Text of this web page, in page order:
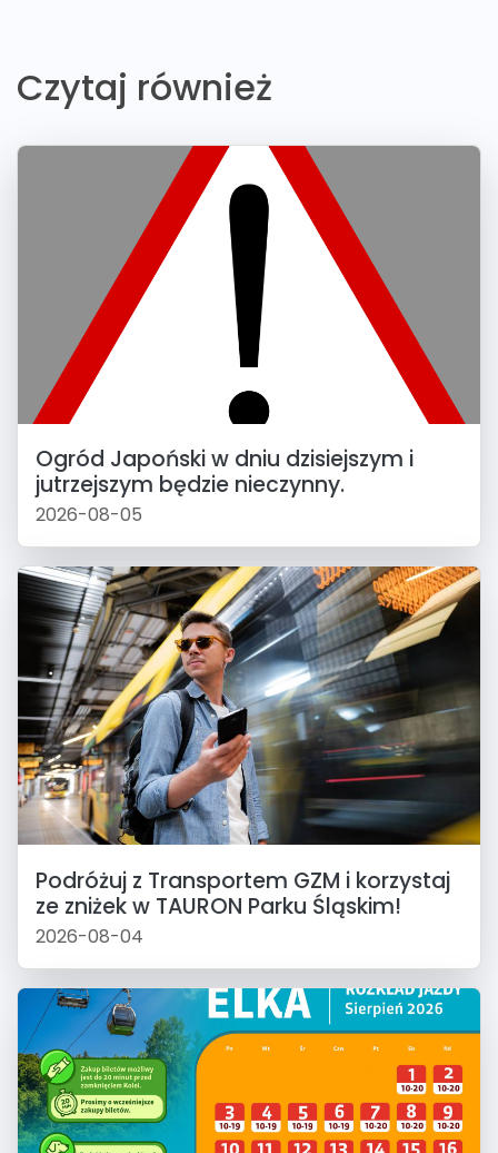
Czytaj również
Ogród Japoński w dniu dzisiejszym i
jutrzejszym będzie nieczynny.
2026-08-05
Podróżuj z Transportem GZM i korzystaj
ze zniżek w TAURON Parku Śląskim!
2026-08-04